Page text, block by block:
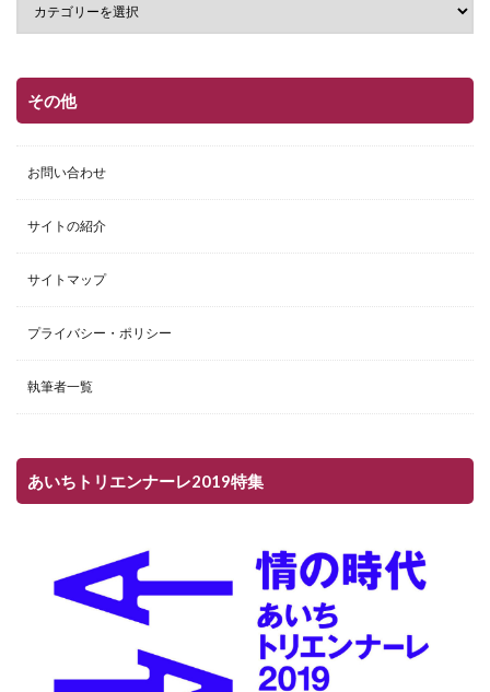
その他
お問い合わせ
サイトの紹介
サイトマップ
プライバシー・ポリシー
執筆者一覧
あいちトリエンナーレ2019特集